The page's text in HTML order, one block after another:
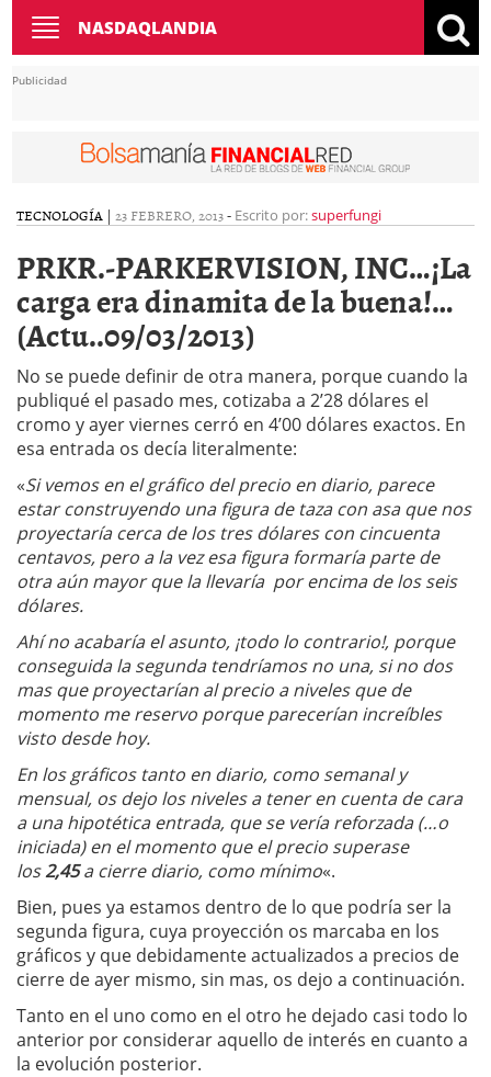
Toggle
navigation
NASDAQLANDIA
Publicidad
TECNOLOGÍA | 23 FEBRERO, 2013- Escrito por:superfungi
PRKR.-PARKERVISION, INC…¡La
carga era dinamita de la buena!…
(Actu..09/03/2013)
No se puede definir de otra manera, porque cuando la
publiqué el pasado mes, cotizaba a 2’28 dólares el
cromo y ayer viernes cerró en 4’00 dólares exactos. En
esa entrada os decía literalmente:
«Si vemos en el gráfico del precio en diario, parece
estar construyendo una figura de taza con asa que nos
proyectaría cerca de los tres dólares con cincuenta
centavos, pero a la vez esa figura formaría parte de
otra aún mayor que la llevaría por encima de los seis
dólares.
Ahí no acabaría el asunto, ¡todo lo contrario!, porque
conseguida la segunda tendríamos no una, si no dos
mas que proyectarían al precio a niveles que de
momento me reservo porque parecerían increíbles
visto desde hoy.
En los gráficos tanto en diario, como semanal y
mensual, os dejo los niveles a tener en cuenta de cara
a una hipotética entrada, que se vería reforzada (…o
iniciada) en el momento que el precio superase
los2,45a cierre diario, como mínimo«.
Bien, pues ya estamos dentro de lo que podría ser la
segunda figura, cuya proyección os marcaba en los
gráficos y que debidamente actualizados a precios de
cierre de ayer mismo, sin mas, os dejo a continuación.
Tanto en el uno como en el otro he dejado casi todo lo
anterior por considerar aquello de interés en cuanto a
la evolución posterior.